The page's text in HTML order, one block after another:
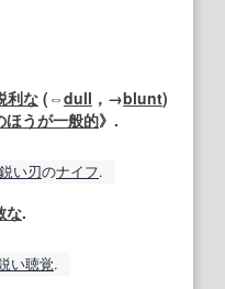
利な (⇔dull ，→blunt)
ほうが一般的》.
鋭い刃のナイフ.
な.
い聴覚.